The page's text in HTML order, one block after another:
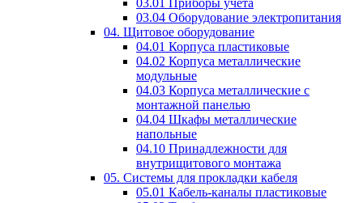
03.01 Приборы учета
03.04 Оборудование электропитания
04. Щитовое оборудование
04.01 Корпуса пластиковые
04.02 Корпуса металлические
модульные
04.03 Корпуса металлические с
монтажной панелью
04.04 Шкафы металлические
напольные
04.10 Принадлежности для
внутрищитового монтажа
05. Системы для прокладки кабеля
05.01 Кабель-каналы пластиковые